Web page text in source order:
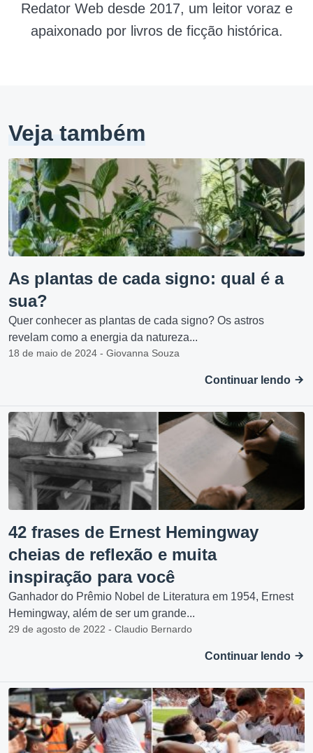
Redator Web desde 2017, um leitor voraz e
apaixonado por livros de ficção histórica.
Veja também
As plantas de cada signo: qual é a
sua?
Quer conhecer as plantas de cada signo? Os astros
revelam como a energia da natureza...
18 de maio de 2024 - Giovanna Souza
Continuar lendo
42 frases de Ernest Hemingway
cheias de reflexão e muita
inspiração para você
Ganhador do Prêmio Nobel de Literatura em 1954, Ernest
Hemingway, além de ser um grande...
29 de agosto de 2022 - Claudio Bernardo
Continuar lendo